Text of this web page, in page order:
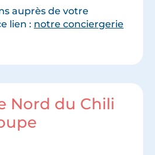
auprès de votre
lien : notre conciergerie
Nord du Chili